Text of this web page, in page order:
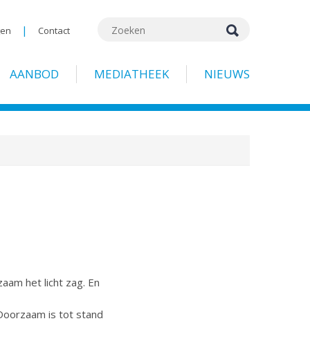
AANBOD MEDIATHEEK NIEUWS
| Contact
het licht zag. En
is tot stand